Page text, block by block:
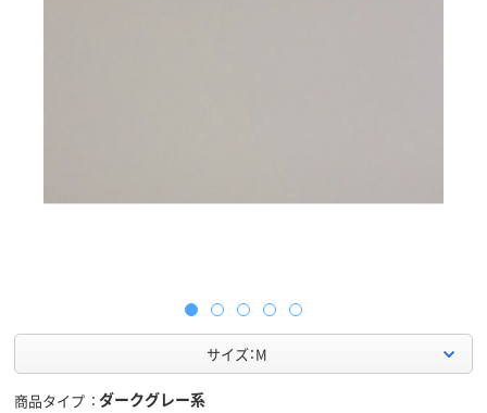
サイズ：M
商品タイプ ダークグレー系